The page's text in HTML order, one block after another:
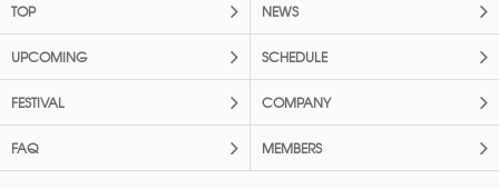
TOP NEWS
UPCOMING SCHEDULE
FESTIVAL COMPANY
FAQ MEMBERS